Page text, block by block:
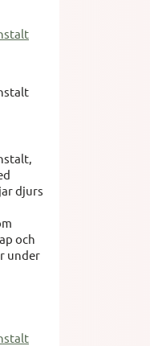
djurs
och
under